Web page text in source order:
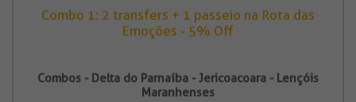
Combo 1: 2 transfers + 1 passeio na Rota das
Emoções - 5% Off
Combos - Delta do Parnaíba - Jericoacoara - Lençóis
Maranhenses